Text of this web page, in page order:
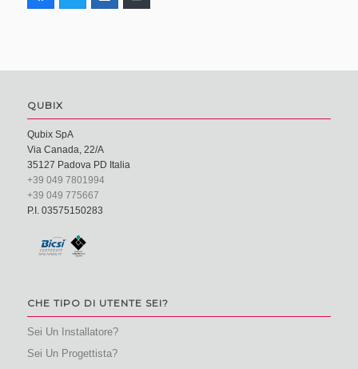
QUBIX
Qubix SpA
Via Canada, 22/A
35127 Padova PD Italia
+39 049 7801994
+39 049 775667
P.I. 03575150283
CHE TIPO DI UTENTE SEI?
Sei Un Installatore?
Sei Un Progettista?